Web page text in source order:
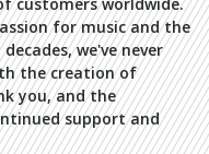
customers worldwide.
for music and the
we've never
the creation of
you, and the
support and